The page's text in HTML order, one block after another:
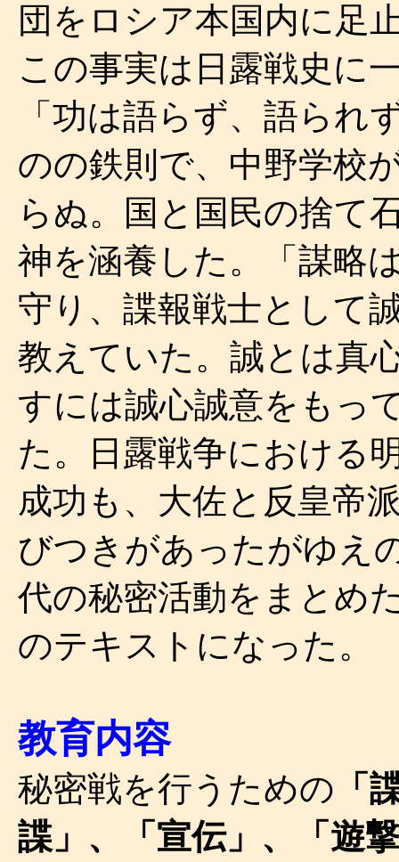
団をロシア本国内に足
この事実は日露戦史に
「功は語らず、語られ
のの鉄則で、中野学校
らぬ。国と国民の捨て
神を涵養した。「謀略
守り、諜報戦士として
教えていた。誠とは真
すには誠心誠意をもっ
た。日露戦争における
成功も、大佐と反皇帝
びつきがあったがゆえ
代の秘密活動をまとめ
のテキストになった。
教育内容
秘密戦を行うための 「
諜」、「宣伝」、「遊